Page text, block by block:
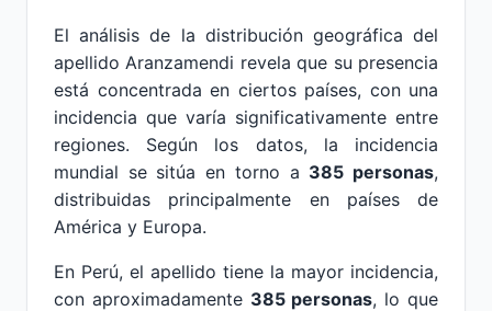
El análisis de la distribución geográfica del
apellido Aranzamendi revela que su presencia
está concentrada en ciertos países, con una
incidencia que varía significativamente entre
regiones. Según los datos, la incidencia
mundial se sitúa en torno a 385 personas,
distribuidas principalmente en países de
América y Europa.
En Perú, el apellido tiene la mayor incidencia,
con aproximadamente 385 personas, lo que